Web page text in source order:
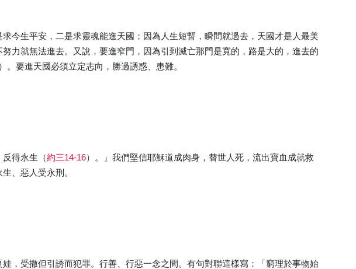
今生平安，二是求靈魂能進天國；因為人生短暫，瞬間就過去，天國才是人最美
力就無法進去。又說，要進窄門，因為引到滅亡那門是寬的，路是大的，進去的
）。要進天國必須立定志向，勝過誘惑、患難。
反得永生（約三14-16）。」我們堅信耶穌道成肉身，替世人死，流出寶血成就救
、惡人受永刑。
，受撒但引誘而犯罪。行善、行惡一念之間。有句對聯這樣寫：「窮理於事物始